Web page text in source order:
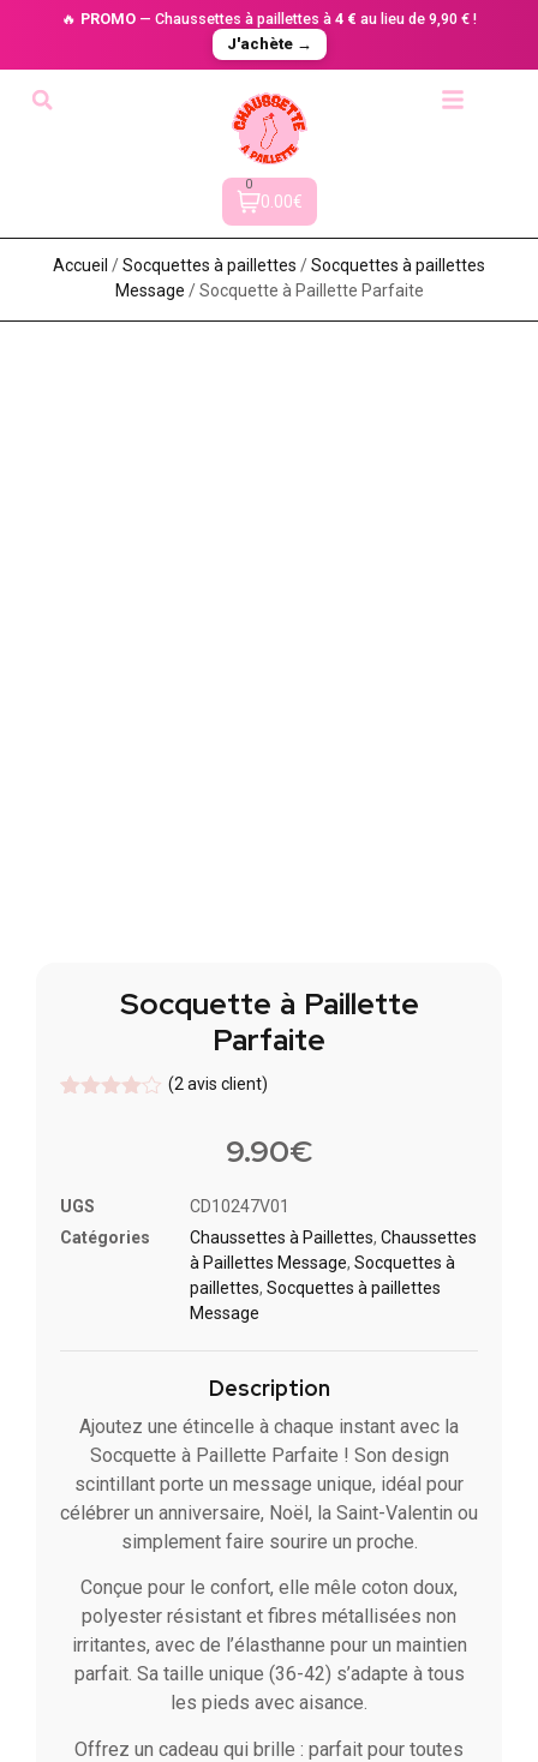
🔥 PROMO — Chaussettes à paillettes à 4 € au lieu de 9,90 € !
J'achète →
0
0.00€
Accueil /Socquettes à paillettes /Socquettes à paillettes
Message / Socquette à Paillette Parfaite
Socquette à Paillette
Parfaite
client
(2 avis client)
9.90€
UGS
CD10247V01
Catégories
Chaussettes à Paillette​s, Chaussettes
à Paillettes Message​, Socquettes à
paillettes, Socquettes à paillettes
Message
Description
Ajoutez une étincelle à chaque instant avec la
Socquette à Paillette Parfaite ! Son design
scintillant porte un message unique, idéal pour
célébrer un anniversaire, Noël, la Saint-Valentin ou
simplement faire sourire un proche.
Conçue pour le confort, elle mêle coton doux,
polyester résistant et fibres métallisées non
irritantes, avec de l’élasthanne pour un maintien
parfait. Sa taille unique (36-42) s’adapte à tous
les pieds avec aisance.
Offrez un cadeau qui brille : parfait pour toutes